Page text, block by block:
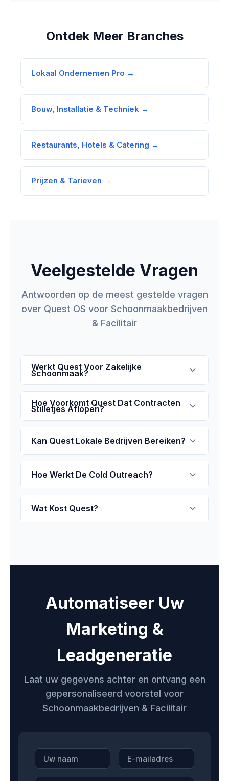
Ontdek Meer Branches
Lokaal Ondernemen Pro →
Bouw, Installatie & Techniek →
Restaurants, Hotels & Catering →
Prijzen & Tarieven →
Veelgestelde Vragen
Antwoorden op de meest gestelde vragen
over Quest OS voor Schoonmaakbedrijven
& Facilitair
Werkt Quest Voor Zakelijke
Schoonmaak?
Hoe Voorkomt Quest Dat Contracten
Stilletjes Aflopen?
Kan Quest Lokale Bedrijven Bereiken?
Hoe Werkt De Cold Outreach?
Wat Kost Quest?
Automatiseer Uw
Marketing &
Leadgeneratie
Laat uw gegevens achter en ontvang een
gepersonaliseerd voorstel voor
Schoonmaakbedrijven & Facilitair